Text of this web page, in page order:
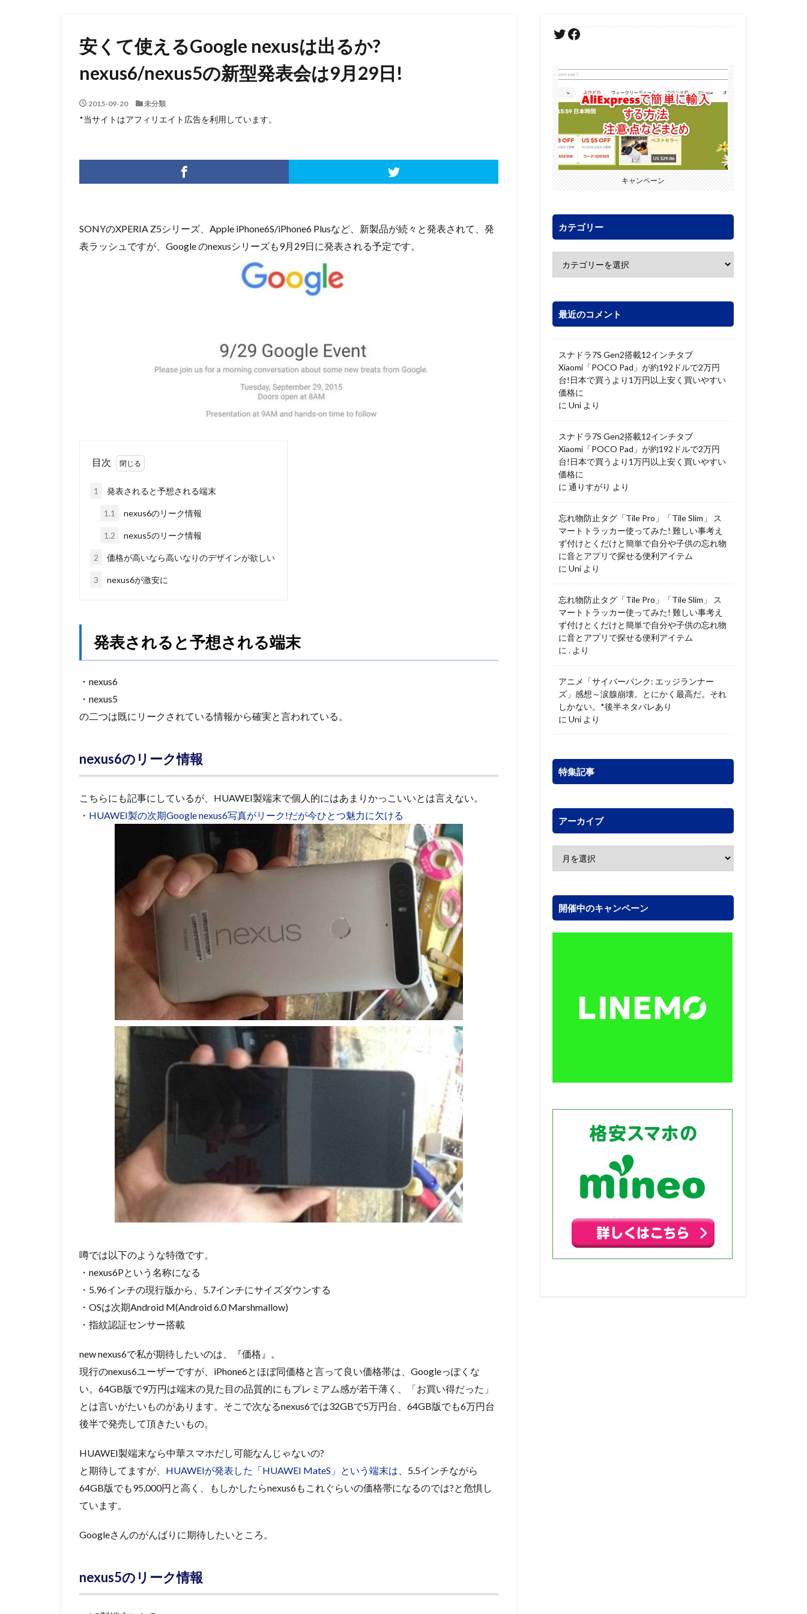
安くて使えるGoogle nexusは出るか?
nexus6/nexus5の新型発表会は9月29日!
2015-09-20 未分類
*当サイトはアフィリエイト広告を利用しています。
SONYのXPERIA Z5シリーズ、Apple iPhone6S/iPhone6 Plusなど、新製品が続々と発表されて、発
表ラッシュですが、Google のnexusシリーズも9月29日に発表される予定です。
目次
1 発表されると予想される端末
1.1 nexus6のリーク情報
1.2 nexus5のリーク情報
2 価格が高いなら高いなりのデザインが欲しい
3 nexus6が激安に
発表されると予想される端末
・nexus6
・nexus5
の二つは既にリークされている情報から確実と言われている。
nexus6のリーク情報
こちらにも記事にしているが、HUAWEI製端末で個人的にはあまりかっこいいとは言えない。
・ HUAWEI製の次期Google nexus6写真がリーク!だが今ひとつ魅力に欠ける
噂では以下のような特徴です。
・nexus6Pという名称になる
・5.96インチの現行版から、5.7インチにサイズダウンする
・OSは次期Android M(Android 6.0 Marshmallow)
・指紋認証センサー搭載
new nexus6で私が期待したいのは、『価格』。
現行のnexus6ユーザーですが、iPhone6とほぼ同価格と言って良い価格帯は、Googleっぽくな
い。64GB版で9万円は端末の見た目の品質的にもプレミアム感が若干薄く、「お買い得だった」
とは言いがたいものがあります。そこで次なるnexus6では32GBで5万円台、64GB版でも6万円台
後半で発売して頂きたいもの。
HUAWEI製端末なら中華スマホだし可能なんじゃないの?
と期待してますが、 HUAWEIが発表した「HUAWEI MateS」という端末は 、5.5インチながら
64GB版でも95,000円と高く、もしかしたらnexus6もこれぐらいの価格帯になるのでは?と危惧し
ています。
Googleさんのがんばりに期待したいところ。
nexus5のリーク情報
キャンペーン
カテゴリー
最近のコメント
スナドラ7S Gen2搭載12インチタブ
Xiaomi「POCO Pad」が約192ドルで2万円
台!日本で買うより1万円以上安く買いやすい
価格に
に Uni より
スナドラ7S Gen2搭載12インチタブ
Xiaomi「POCO Pad」が約192ドルで2万円
台!日本で買うより1万円以上安く買いやすい
価格に
に 通りすがり より
忘れ物防止タグ「Tile Pro」「Tile Slim」 ス
マートトラッカー使ってみた! 難しい事考え
ず付けとくだけと簡単で自分や子供の忘れ物
に音とアプリで探せる便利アイテム
に Uni より
忘れ物防止タグ「Tile Pro」「Tile Slim」 ス
マートトラッカー使ってみた! 難しい事考え
ず付けとくだけと簡単で自分や子供の忘れ物
に音とアプリで探せる便利アイテム
に . より
アニメ「サイバーパンク: エッジランナー
ズ」感想～涙腺崩壊。とにかく最高だ。それ
しかない。*後半ネタバレあり
に Uni より
特集記事
アーカイブ
開催中のキャンペーン